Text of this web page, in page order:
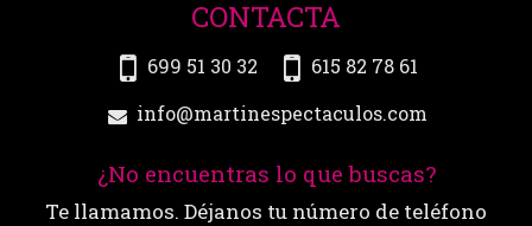
CONTACTA
699 51 30 32
615 82 78 61
info@martinespectaculos.com
¿No encuentras lo que buscas?
Te llamamos. Déjanos tu número de teléfono